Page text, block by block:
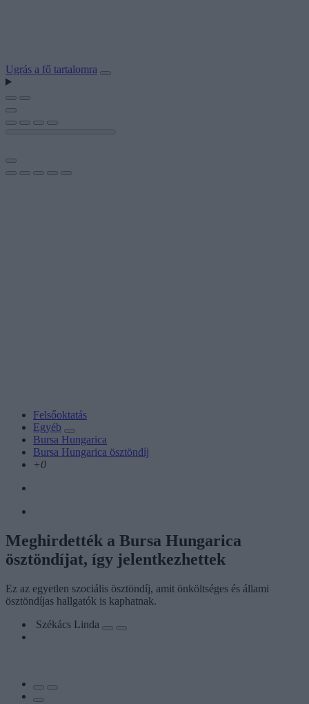
Ugrás a fő tartalomra
Felsőoktatás
Egyéb
Bursa Hungarica
Bursa Hungarica ösztöndíj
+0
Meghirdették a Bursa Hungarica
ösztöndíjat, így jelentkezhettek
Ez az egyetlen szociális ösztöndíj, amit önköltséges és állami
ösztöndíjas hallgatók is kaphatnak.
Székács Linda